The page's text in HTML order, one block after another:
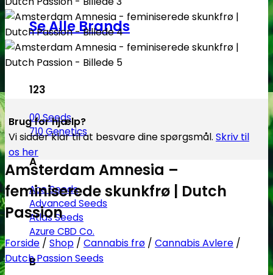
Se Alle Brands
123
00 Seeds
710 Genetics
A
Ace Seeds
Advanced Seeds
Atlas Seeds
Azure CBD Co.
B
Brug for hjælp?
Vi sidder klar til at besvare dine spørgsmål. Skriv til
os her
Amsterdam Amnesia –
feminiserede skunkfrø | Dutch
Passion
Forside / Shop / Cannabis frø / Cannabis Avlere /
Dutch Passion Seeds